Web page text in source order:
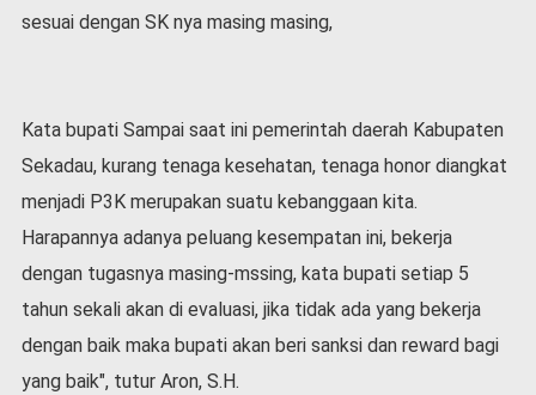
a
n
a
l
sesuai dengan SK nya masing masing,
Kata bupati Sampai saat ini pemerintah daerah Kabupaten
Sekadau, kurang tenaga kesehatan, tenaga honor diangkat
menjadi P3K merupakan suatu kebanggaan kita.
Harapannya adanya peluang kesempatan ini, bekerja
dengan tugasnya masing-mssing, kata bupati setiap 5
tahun sekali akan di evaluasi, jika tidak ada yang bekerja
dengan baik maka bupati akan beri sanksi dan reward bagi
yang baik", tutur Aron, S.H.